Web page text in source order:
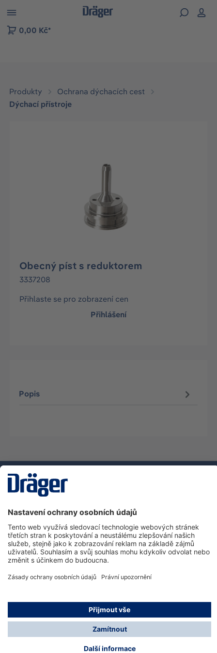
to B2B platform navigation
0,00 Kč*
Produkty
Ochrana dýchacích cest
Dýchací přístroje
Obecný píst s reduktorem
3337208
Přihlaste se pro zobrazení cen
Přihlášení
Popis
Zákaznická infolinka
O společnosti Dräger
Informace
© Dräger Safety s.r.o., 2025
* Všechny ceny bez DPH plus náklady na dopravu a
možné poplatky za doručení, pokud není uvedeno jinak.